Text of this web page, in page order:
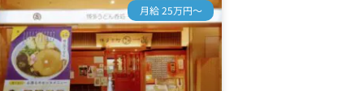
月給 25万円～